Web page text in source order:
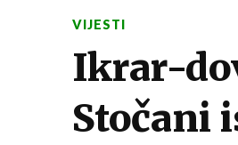
VIJESTI
Ikrar-
Stočani